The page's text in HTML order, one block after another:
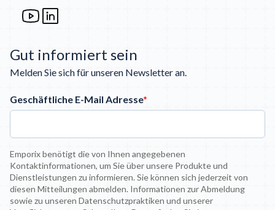
Gut informiert sein
Melden Sie sich für unseren Newsletter an.
Geschäftliche E-Mail Adresse*
Emporix benötigt die von Ihnen angegebenen
Kontaktinformationen, um Sie über unsere Produkte und
Dienstleistungen zu informieren. Sie können sich jederzeit von
diesen Mitteilungen abmelden. Informationen zur Abmeldung
sowie zu unseren Datenschutzpraktiken und unserer